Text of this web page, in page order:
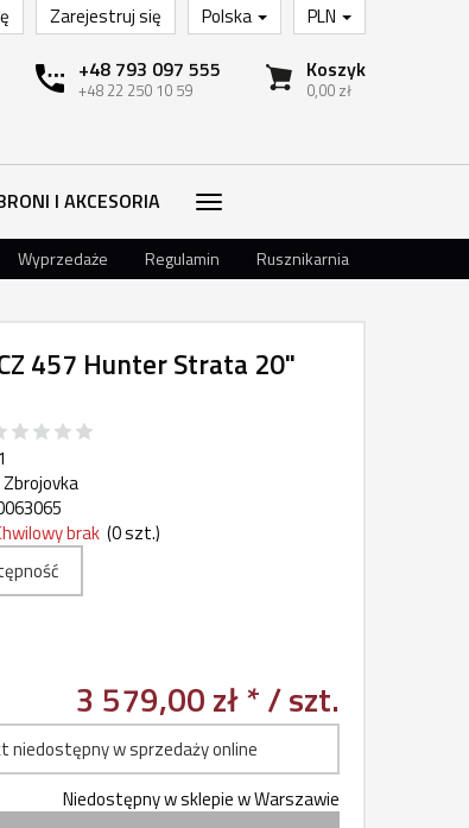
PLN
Polska
Zarejestruj się
Koszyk
0,00 zł
+48 793 097 555
+48 22 250 10 59
I AKCESORIA
Wyprzedaże Regulamin Rusznikarnia
457 Hunter Strata 20"
brak (0szt.)
3 579,00 zł */ szt.
niedostępny w sprzedaży online
Niedostępny w sklepie w Warszawie